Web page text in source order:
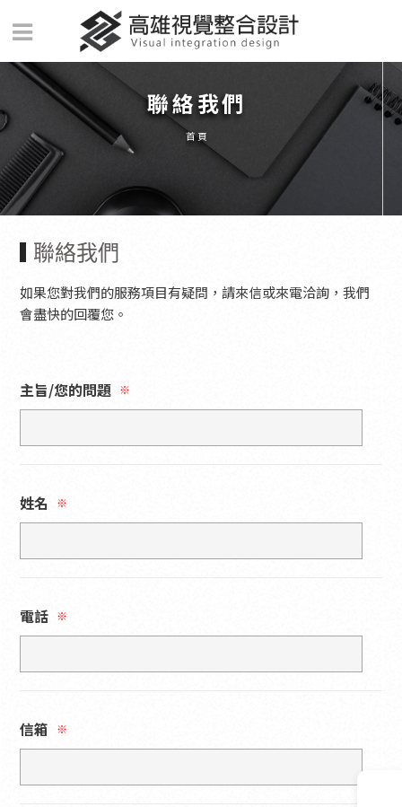
聯絡我們
首頁
聯絡我們
如果您對我們的服務項目有疑問，請來信或來電洽詢，我們
會盡快的回覆您。
主旨/您的問題 ※
姓名 ※
電話 ※
信箱 ※